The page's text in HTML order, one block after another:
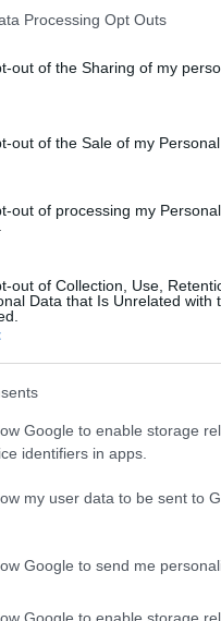
Processing Opt Outs
out of the Sharing of my
out of the Sale of my
out of processing my
out of Collection, Use,
Data that Is Unrelated with
Google to enable storage
identifiers in apps.
my user data to be sent to
Google to send me